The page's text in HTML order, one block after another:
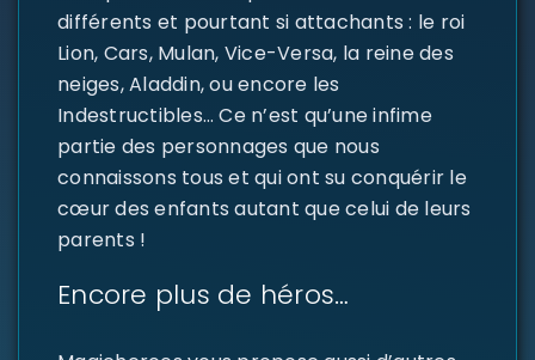
CONNECTER
ou e-mail*
différents et pourtant si attachants : le roi
Lion, Cars, Mulan, Vice-Versa, la reine des
neiges, Aladdin, ou encore les
Indestructibles… Ce n’est qu’une infime
partie des personnages que nous
connaissons tous et qui ont su conquérir le
cœur des enfants autant que celui de leurs
parents !
Encore plus de héros…